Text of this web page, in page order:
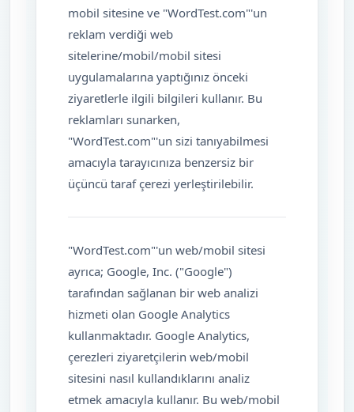
mobil sitesine ve "WordTest.com"'un
reklam verdiği web
sitelerine/mobil/mobil sitesi
uygulamalarına yaptığınız önceki
ziyaretlerle ilgili bilgileri kullanır. Bu
reklamları sunarken,
"WordTest.com"'un sizi tanıyabilmesi
amacıyla tarayıcınıza benzersiz bir
üçüncü taraf çerezi yerleştirilebilir.
"WordTest.com"'un web/mobil sitesi
ayrıca; Google, Inc. ("Google")
tarafından sağlanan bir web analizi
hizmeti olan Google Analytics
kullanmaktadır. Google Analytics,
çerezleri ziyaretçilerin web/mobil
sitesini nasıl kullandıklarını analiz
etmek amacıyla kullanır. Bu web/mobil